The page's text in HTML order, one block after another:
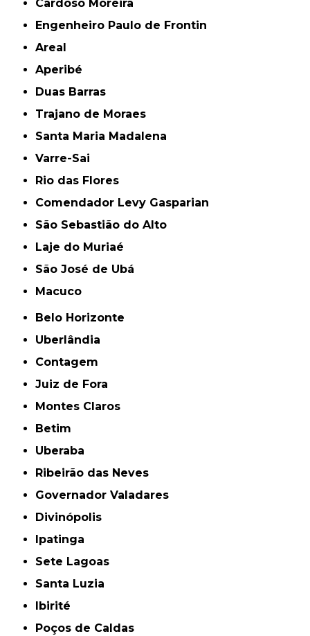
Cardoso Moreira
Engenheiro Paulo de Frontin
Areal
Aperibé
Duas Barras
Trajano de Moraes
Santa Maria Madalena
Varre-Sai
Rio das Flores
Comendador Levy Gasparian
São Sebastião do Alto
Laje do Muriaé
São José de Ubá
Macuco
Belo Horizonte
Uberlândia
Contagem
Juiz de Fora
Montes Claros
Betim
Uberaba
Ribeirão das Neves
Governador Valadares
Divinópolis
Ipatinga
Sete Lagoas
Santa Luzia
Ibirité
Poços de Caldas